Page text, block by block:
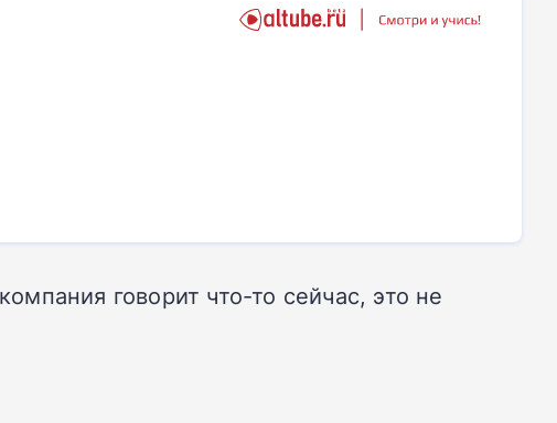
говорит что-то сейчас, это не